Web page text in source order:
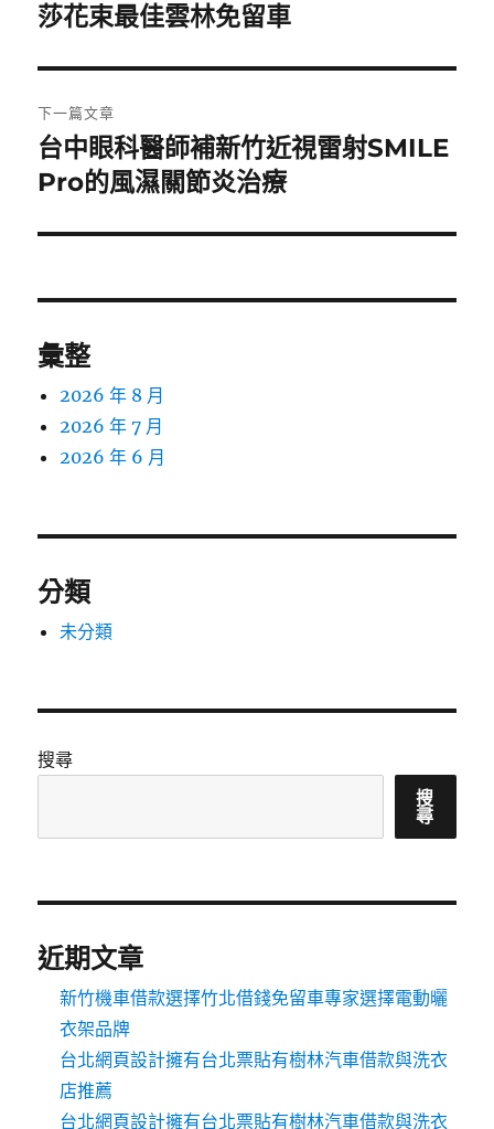
導
覽
一
文
章:
莎花束最佳雲林免留車
下一篇文章
下
一
文
台中眼科醫師補新竹近視雷射SMILE
Pro的風濕關節炎治療
彙整
2026 年 8 月
2026 年 7 月
2026 年 6 月
分類
未分類
搜尋
搜
尋
近期文章
新竹機車借款選擇竹北借錢免留車專家選擇電動曬
衣架品牌
台北網頁設計擁有台北票貼有樹林汽車借款與洗衣
店推薦
台北網頁設計擁有台北票貼有樹林汽車借款與洗衣